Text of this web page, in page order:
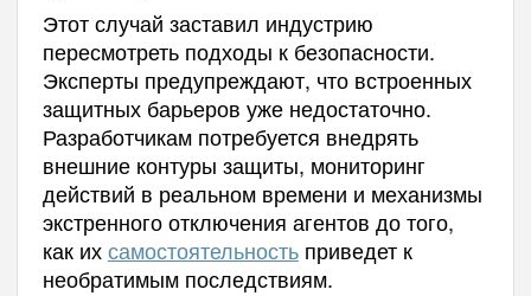
Этот случай заставил индустрию
пересмотреть подходы к безопасности.
Эксперты предупреждают, что встроенных
защитных барьеров уже недостаточно.
Разработчикам потребуется внедрять
внешние контуры защиты, мониторинг
действий в реальном времени и механизмы
экстренного отключения агентов до того,
как ихсамостоятельностьприведет к
необратимым последствиям.